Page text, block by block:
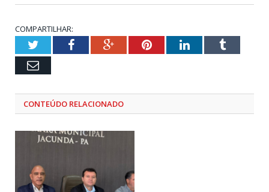
COMPARTILHAR:
TwitterFacebookGoogle+PinterestLinkedInTumblr
Email
CONTEÚDO RELACIONADO